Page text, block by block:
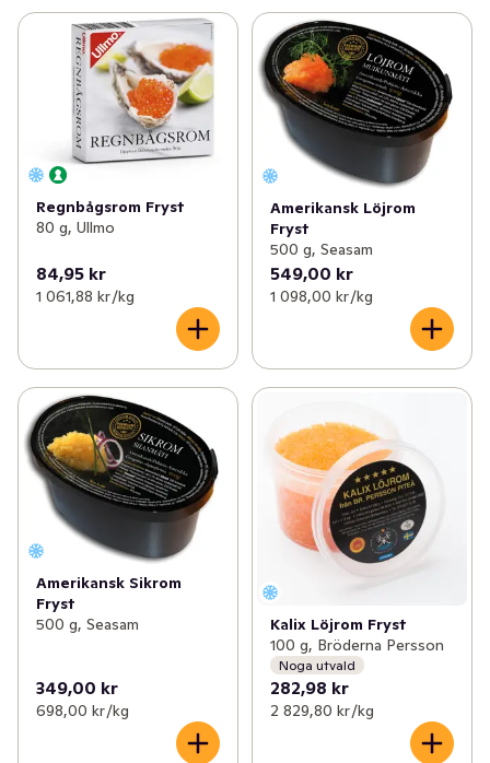
Regnbågsrom Fryst
80 g, Ullmo
84,95 kr
1 061,88 kr /kg
Amerikansk Löjrom
Fryst
500 g, Seasam
549,00 kr
1 098,00 kr /kg
Amerikansk Sikrom
Fryst
500 g, Seasam
349,00 kr
698,00 kr /kg
Kalix Löjrom Fryst
100 g, Bröderna Persson
Noga utvald
282,98 kr
2 829,80 kr /kg